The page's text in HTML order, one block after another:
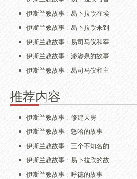
伊斯兰教故事：易卜拉欣在埃
伊斯兰教故事：易卜拉欣来到
伊斯兰教故事：易司马仪和宰
伊斯兰教故事：渗渗泉的故事
伊斯兰教故事：易司马仪和主
推荐内容
伊斯兰教故事：修建天房
伊斯兰教故事：怒哈的故事
伊斯兰教故事：三个不知名的
伊斯兰教故事：易卜拉欣的故
伊斯兰教故事：呼德的故事